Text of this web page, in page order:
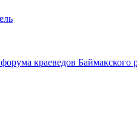
краеведов Баймакского